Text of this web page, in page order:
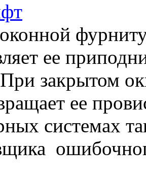
ее
закрытом
ее
системах